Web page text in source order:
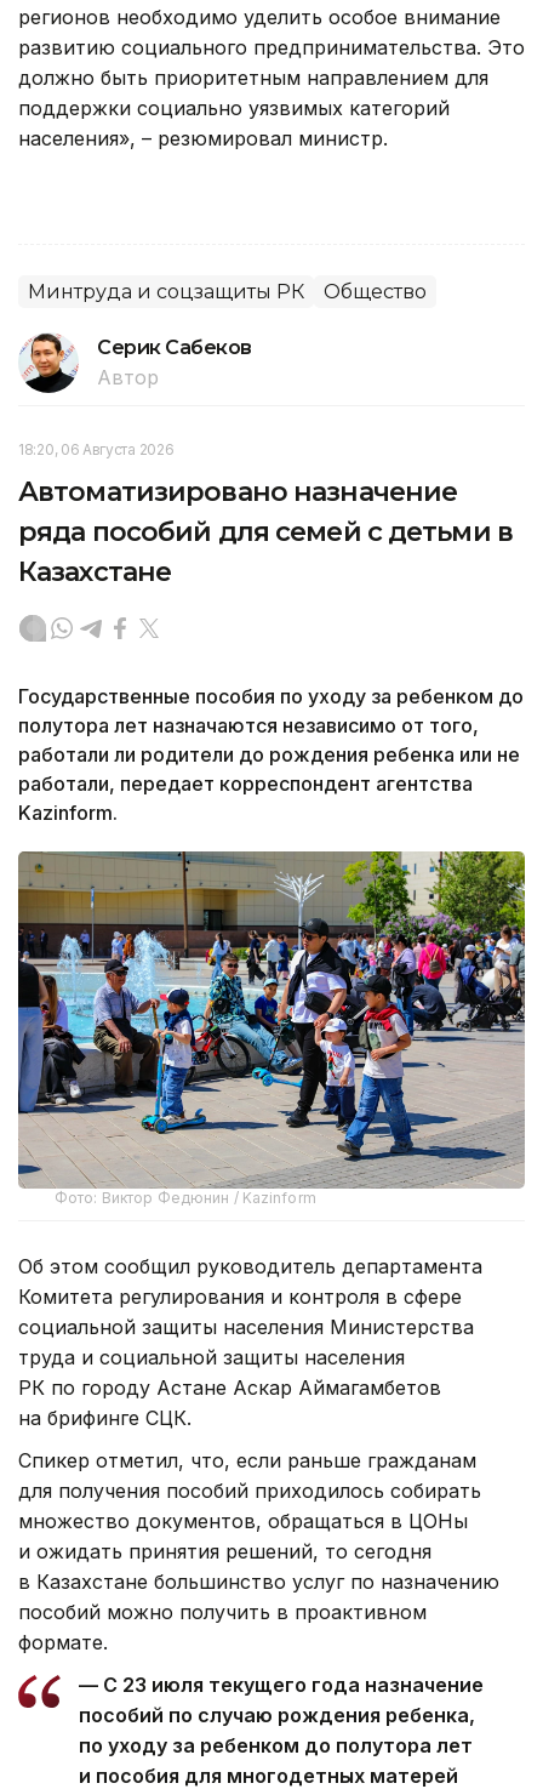
регионов необходимо уделить особое внимание
развитию социального предпринимательства. Это
должно быть приоритетным направлением для
поддержки социально уязвимых категорий
населения», – резюмировал министр.
Минтруда и соцзащиты РК Общество
Серик Сабеков
Автор
18:20, 06 Августа 2026
Автоматизировано назначение
ряда пособий для семей с детьми в
Казахстане
Государственные пособия по уходу за ребенком до
полутора лет назначаются независимо от того,
работали ли родители до рождения ребенка или не
работали, передает корреспондент агентства
Kazinform.
Фото: Виктор Федюнин / Kazinform
Об этом сообщил руководитель департамента
Комитета регулирования и контроля в сфере
социальной защиты населения Министерства
труда и социальной защиты населения
РК по городу Астане Аскар Аймагамбетов
на брифинге СЦК.
Спикер отметил, что, если раньше гражданам
для получения пособий приходилось собирать
множество документов, обращаться в ЦОНы
и ожидать принятия решений, то сегодня
в Казахстане большинство услуг по назначению
пособий можно получить в проактивном
формате.
— С 23 июля текущего года назначение
пособий по случаю рождения ребенка,
по уходу за ребенком до полутора лет
и пособия для многодетных матерей